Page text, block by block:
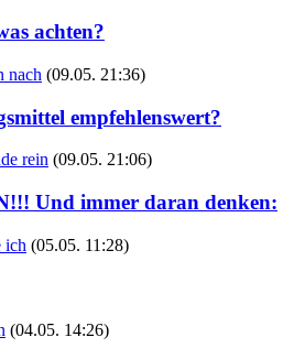
achten?
nach (09.05. 21:36)
empfehlenswert?
rein (09.05. 21:06)
Und immer daran denken:
ich (05.05. 11:28)
(04.05. 14:26)